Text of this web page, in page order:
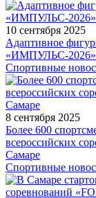
10 сентября 2025
Адаптивное
«ИМПУЛЬС-2026»
Спортивные
8 сентября 2025
Более 600
всероссийских
Самаре
Спортивные